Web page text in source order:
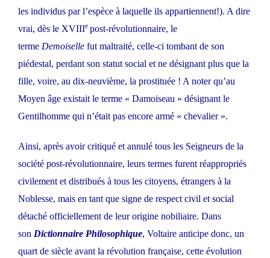
les individus par l’espèce à laquelle ils appartiennent!). A dire
vrai, dès le XVIIIe post-révolutionnaire, le
terme Demoiselle fut maltraité, celle-ci tombant de son
piédestal, perdant son statut social et ne désignant plus que la
fille, voire, au dix-neuvième, la prostituée ! A noter qu’au
Moyen âge existait le terme « Damoiseau » désignant le
Gentilhomme qui n’était pas encore armé « chevalier ».
Ainsi, après avoir critiqué et annulé tous les Seigneurs de la
société post-révolutionnaire, leurs termes furent réappropriés
civilement et distribués à tous les citoyens, étrangers à la
Noblesse, mais en tant que signe de respect civil et social
détaché officiellement de leur origine nobiliaire. Dans
son Dictionnaire Philosophique, Voltaire anticipe donc, un
quart de siècle avant la révolution française, cette évolution